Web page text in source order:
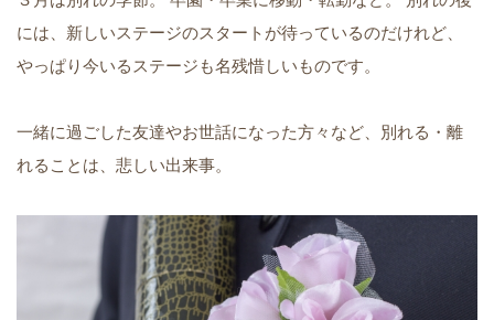
には、新しいステージのスタートが待っているのだけれど、
やっぱり今いるステージも名残惜しいものです。
一緒に過ごした友達やお世話になった方々など、別れる・離
れることは、悲しい出来事。